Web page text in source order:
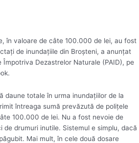
în valoare de câte 100.000 de lei, au fost
de inundaţiile din Broşteni, a anunţat
Împotriva Dezastrelor Naturale (PAID), pe
daune totale în urma inundaţiilor de la
întreaga sumă prevăzută de poliţele
100.000 de lei. Nu a fost nevoie de
de drumuri inutile. Sistemul e simplu, dacă
Mai mult, în cele două dosare